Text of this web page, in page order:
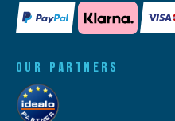
OUR PARTNERS